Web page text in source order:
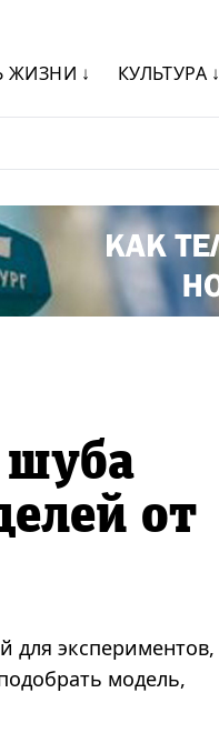
ЖИЗНИ ↓ КУЛЬТУРА ↓
шуба
от
для экспериментов,
модель,